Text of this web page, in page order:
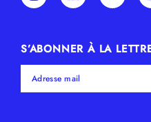
S’ABONNER À LA